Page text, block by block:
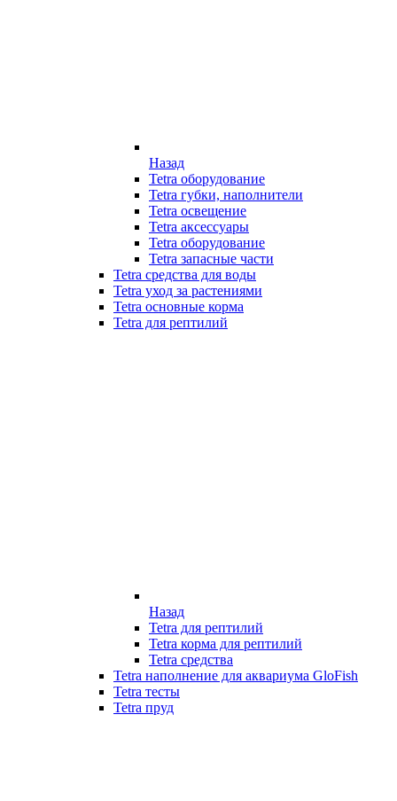
Назад
Tetra оборудование
Tetra губки, наполнители
Tetra освещение
Tetra аксессуары
Tetra оборудование
Tetra запасные части
Tetra средства для воды
Tetra уход за растениями
Tetra основные корма
Tetra для рептилий
Назад
Tetra для рептилий
Tetra корма для рептилий
Tetra средства
Tetra наполнение для аквариума GloFish
Tetra тесты
Tetra пруд